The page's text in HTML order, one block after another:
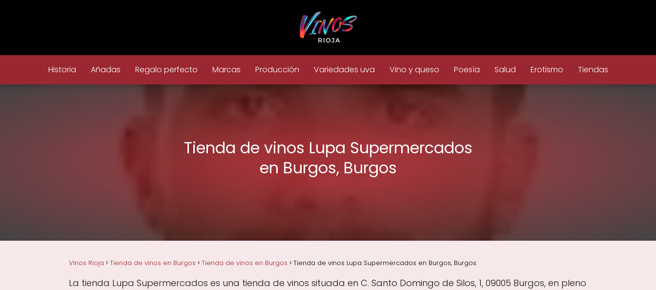
Historia Añadas Regalo perfecto Marcas Producción Variedades uva Vino y queso Poesía Salud Erotismo Tiendas
Tienda de vinos Lupa Supermercados
en Burgos, Burgos
Vinos Rioja Tienda de vinos en Burgos Tienda de vinos en Burgos Tienda de vinos Lupa Supermercados en Burgos, Burgos
La tienda Lupa Supermercados es una tienda de vinos situada en C. Santo Domingo de Silos, 1, 09005 Burgos, en pleno